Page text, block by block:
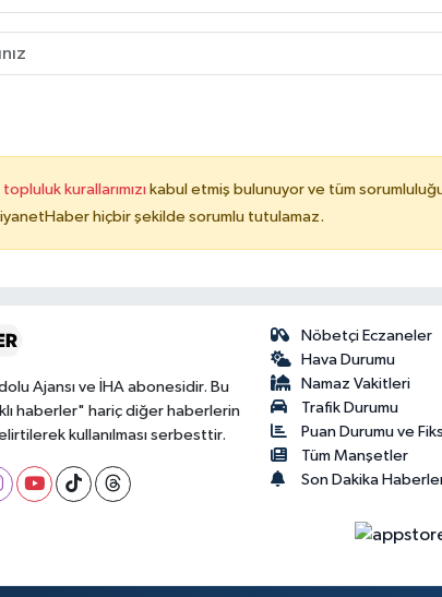
topluluk kurallarımızı kabul etmiş bulunuyor ve tüm
hiçbir şekilde sorumlu tutulamaz.
Ajansı ve İHA abonesidir. Bu
haberler" hariç diğer haberlerin
kullanılması serbesttir.
Nöbetçi Eczaneler
Hava Durumu
Namaz Vakitleri
Trafik Durumu
Puan Durumu ve
Tüm Manşetler
Son Dakika